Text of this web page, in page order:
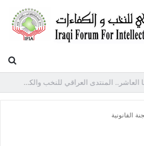
القانونية